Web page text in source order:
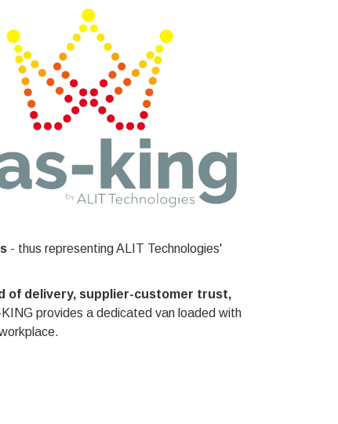
- thus representing ALIT Technologies'
of delivery, supplier-customer trust,
provides a dedicated van loaded with